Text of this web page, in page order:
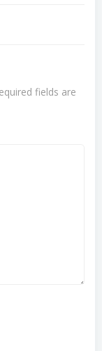
fields are